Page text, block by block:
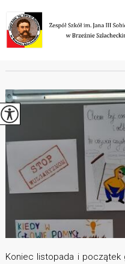
AKCJA ''STOP
Koniec listopada i początek